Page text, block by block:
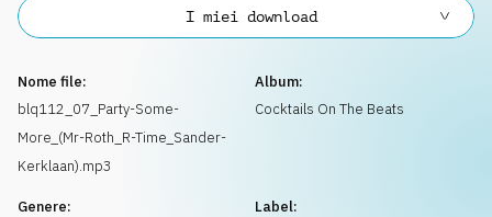
Info
Nome file:
blq112_07_Party-Some-
More_(Mr-Roth_R-Time_Sander-
Kerklaan).mp3
Album:
Cocktails On The Beats
Genere:
Label:
I miei download